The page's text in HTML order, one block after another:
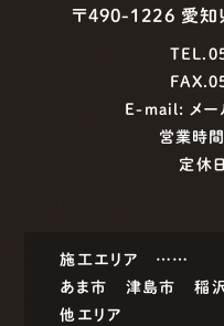
〒490-1226 愛知
E-mail: メ
営業時
定休
施工エリア ……
あま市
津島市 稲
他エリア